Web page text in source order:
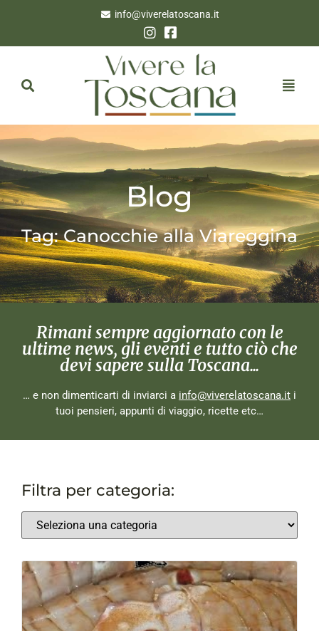
info@viverelatoscana.it
Blog
Tag: Canocchie alla Viareggina
Rimani sempre aggiornato con le
ultime news, gli eventi e tutto ciò che
devi sapere sulla Toscana...
… e non dimenticarti di inviarci a info@viverelatoscana.it i
tuoi pensieri, appunti di viaggio, ricette etc…
Filtra per categoria: